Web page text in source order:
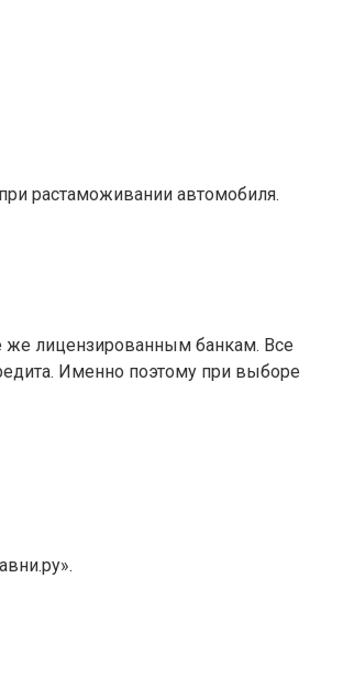
растаможивании автомобиля.
же лицензированным банкам. Все
Именно поэтому при выборе